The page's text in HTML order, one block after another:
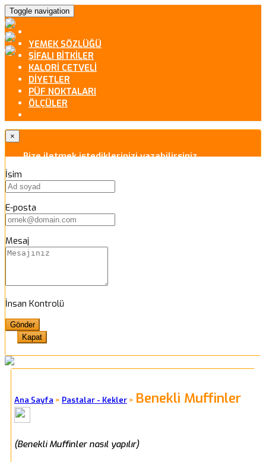
Toggle navigation
YEMEK SÖZLÜĞÜ
ŞİFALI BİTKİLER
KALORİ CETVELİ
DİYETLER
PÜF NOKTALARI
ÖLÇÜLER
×
Bize iletmek istediklerinizi yazabilirsiniz.
İsim
E-posta
Mesaj
İnsan Kontrolü
Kapat
Ana Sayfa > Pastalar - Kekler > Benekli Muffinler
(Benekli Muffinler nasıl yapılır)